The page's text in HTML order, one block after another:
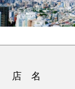
店 名